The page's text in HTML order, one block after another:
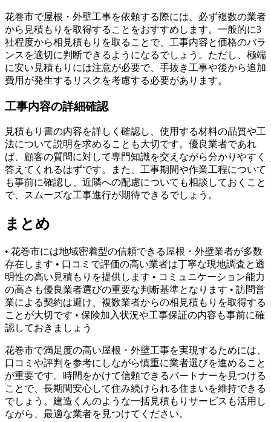
花巻市で屋根・外壁工事を依頼する際には、必ず複数の業者
から見積もりを取得することをおすすめします。一般的に3
社程度から相見積もりを取ることで、工事内容と価格のバラ
ンスを適切に判断できるようになるでしょう。ただし、極端
に安い見積もりには注意が必要で、手抜き工事や後から追加
費用が発生するリスクを考慮する必要があります。
工事内容の詳細確認
見積もり書の内容を詳しく確認し、使用する材料の品質や工
法について説明を求めることも大切です。優良業者であれ
ば、顧客の質問に対して専門知識を交えながら分かりやすく
答えてくれるはずです。また、工事期間や作業工程について
も事前に確認し、近隣への配慮についても相談しておくこと
で、スムーズな工事進行が期待できるでしょう。
まとめ
• 花巻市には地域密着型の信頼できる屋根・外壁業者が多数
存在します • 口コミで評価の高い業者は丁寧な現地調査と透
明性の高い見積もりを提供します • コミュニケーション能力
の高さも優良業者選びの重要な判断基準となります • 訪問営
業による契約は避け、複数業者からの相見積もりを取得する
ことが大切です • 保険加入状況や工事保証の内容も事前に確
認しておきましょう
花巻市で満足度の高い屋根・外壁工事を実現するためには、
口コミや評判を参考にしながら慎重に業者選びを進めること
が重要です。時間をかけて信頼できるパートナーを見つける
ことで、長期間安心して住み続けられる住まいを維持できる
でしょう。建造くんのような一括見積もりサービスも活用し
ながら、最適な業者を見つけてください。